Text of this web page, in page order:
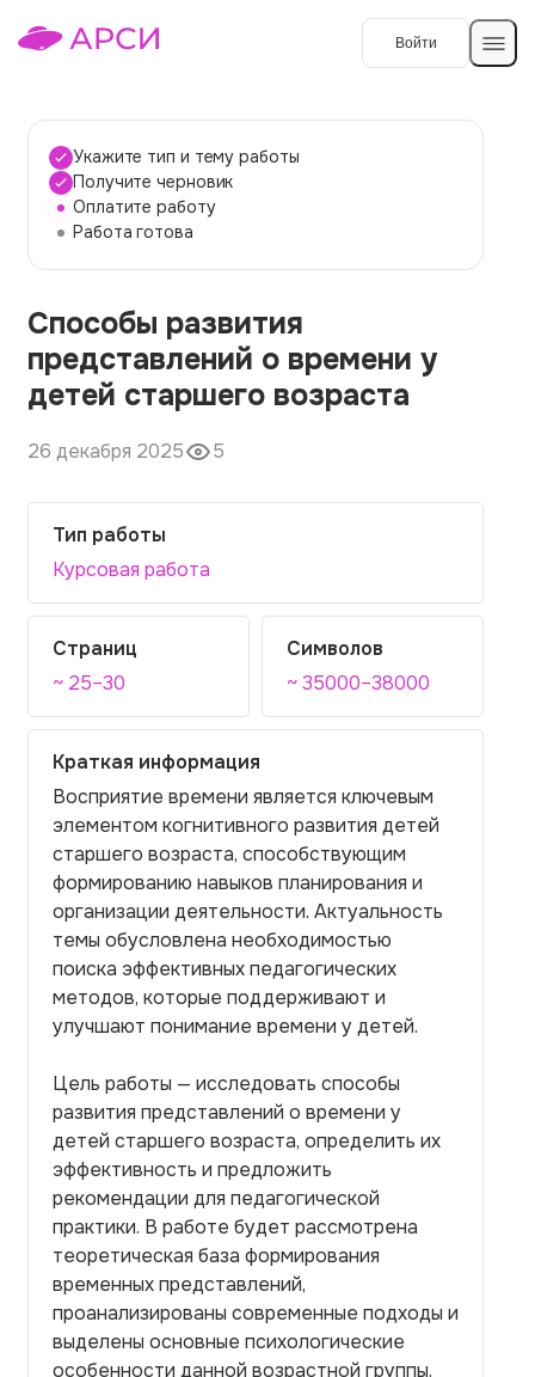
Войти
Темы работ
О сервисе
О компании
Наши гарантии
Вопросы и ответы
Контакты
Укажите тип и тему работы
Получите черновик
Оплатите работу
Работа готова
Способы развития
представлений о времени у
детей старшего возраста
26 декабря 2025 5
Тип работы
Курсовая работа
Страниц
~ 25–30
Символов
~ 35000–38000
Краткая информация
Восприятие времени является ключевым
элементом когнитивного развития детей
старшего возраста, способствующим
формированию навыков планирования и
организации деятельности. Актуальность
темы обусловлена необходимостью
поиска эффективных педагогических
методов, которые поддерживают и
улучшают понимание времени у детей.
Цель работы — исследовать способы
развития представлений о времени у
детей старшего возраста, определить их
эффективность и предложить
рекомендации для педагогической
практики. В работе будет рассмотрена
теоретическая база формирования
временных представлений,
проанализированы современные подходы и
выделены основные психологические
особенности данной возрастной группы.